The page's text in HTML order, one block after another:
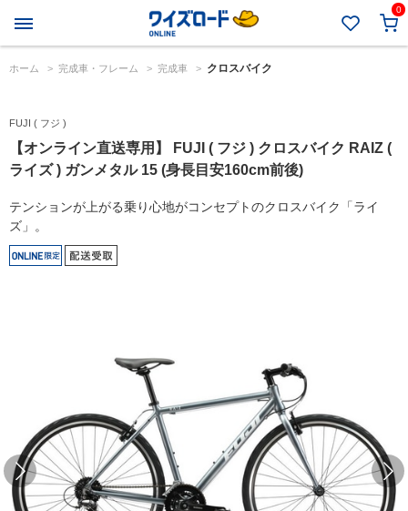
0
ホーム > 完成車・フレーム > 完成車 > クロスバイク
FUJI ( フジ )
【オンライン直送専用】 FUJI ( フジ ) クロスバイク RAIZ (
ライズ ) ガンメタル 15 (身長目安160cm前後)
テンションが上がる乗り心地がコンセプトのクロスバイク「ライ
ズ」。